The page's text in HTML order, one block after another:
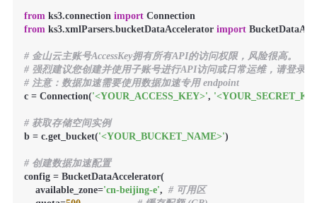
from ks3.connection import
Connection
from ks3.xmlParsers.bucketDataAccelerator import
# 金山云主账号AccessKey拥有所有API的访问权限，风险很高。
# 强烈建议您创建并使用子账号进行API访问或日常运维，请登录
# 注意：数据加速需要使用数据加速专用 endpoint
c = Connection('<YOUR_ACCESS_KEY>',
# 获取存储空间实例
b = c.get_bucket('<YOUR_BUCKET_NAME>')
# 创建数据加速配置
config = BucketDataAccelerator(
    available_zone=
'cn-beijing-e', # 可用区